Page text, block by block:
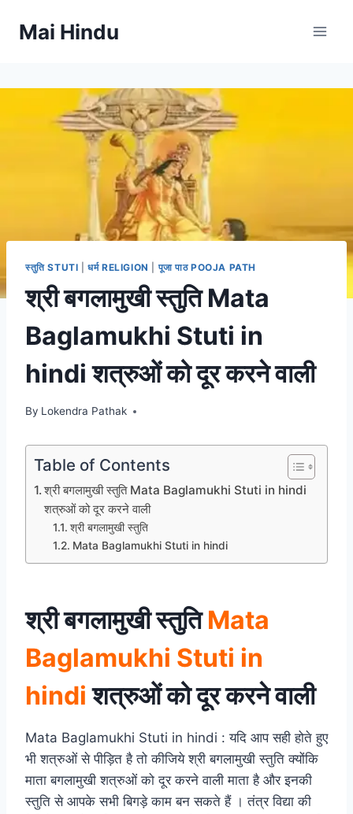
Mai Hindu
स्तुति STUTI |धर्म RELIGION पूजा पाठ POOJA PATH
श्री बगलामुखी स्तुति Mata
Baglamukhi Stuti in
hindi शत्रुओं को दूर करने वाली
By Lokendra Pathak
Table of Contents
श्री बगलामुखी स्तुति Mata Baglamukhi Stuti in hindi
शत्रुओं को दूर करने वाली
श्री बगलामुखी स्तुति
Mata Baglamukhi Stuti in hindi
श्री बगलामुखी स्तुतिMata
Baglamukhi Stuti in
hindi शत्रुओं को दूर करने वाली
Mata Baglamukhi Stuti in hindi : यदि आप सही होते हुए
भी शत्रुओं से पीड़ित है तो कीजिये श्री बगलामुखी स्तुति क्योंकि
माता बगलामुखी शत्रुओं को दूर करने वाली माता है और इनकी
स्तुति से आपके सभी बिगड़े काम बन सकते हैं । तंत्र विद्या की